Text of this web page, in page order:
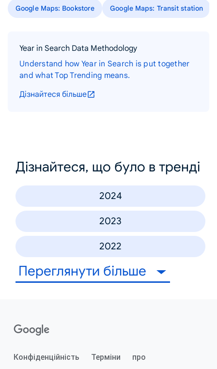
Google Maps: Bookstore Google Maps: Transit station
Year in Search Data Methodology
Understand how Year in Search is put together
and what Top Trending means.
Дізнайтеся більше
Дізнайтеся, що було в тренді
2024
2023
2022
Переглянути більше
Конфіденційність Терміни про